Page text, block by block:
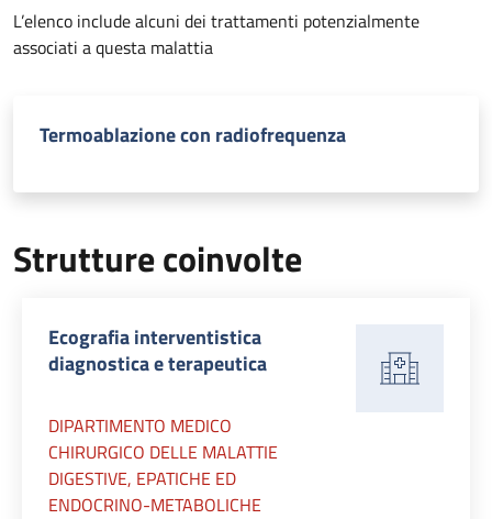
L’elenco include alcuni dei trattamenti potenzialmente
associati a questa malattia
Termoablazione con radiofrequenza
Strutture coinvolte
Ecografia interventistica
diagnostica e terapeutica
DIPARTIMENTO MEDICO
CHIRURGICO DELLE MALATTIE
DIGESTIVE, EPATICHE ED
ENDOCRINO-METABOLICHE